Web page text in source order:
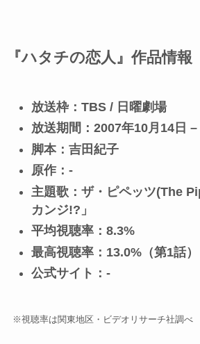
『ハタチの恋人』作品情報
放送枠：TBS / 日曜劇場
放送期間：2007年10月14日 –
脚本：吉田紀子
原作：-
主題歌：ザ・ピペッツ(The
カンジ!?」
平均視聴率：8.3%
最高視聴率：13.0%（第1話）
公式サイト：-
※視聴率は関東地区・ビデオリサーチ社調べ